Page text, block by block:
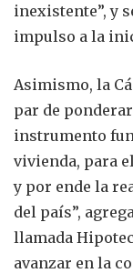
inexistente”, y
impulso a la
Asimismo, la
par de
instrumento
vivienda, para
y por ende la
del país”,
llamada
avanzar en la